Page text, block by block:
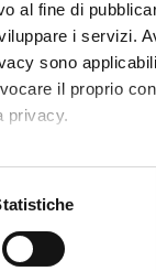
al fine di
i servizi.
sono
il proprio
privacy.
di